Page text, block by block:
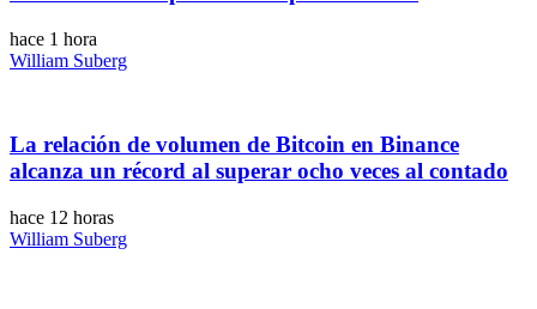
hace 1 hora
William Suberg
La relación de volumen de Bitcoin en Binance
alcanza un récord al superar ocho veces al contado
hace 12 horas
William Suberg